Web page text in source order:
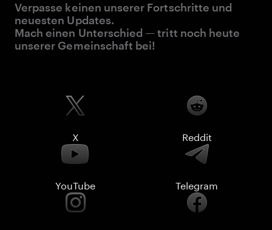
Verpasse keinen unserer Fortschritte und
neuesten Updates.
Mach einen Unterschied — tritt noch heute
unserer Gemeinschaft bei!
X Reddit
YouTube Telegram